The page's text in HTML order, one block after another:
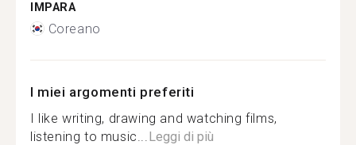
IMPARA
Coreano
I miei argomenti preferiti
I like writing, drawing and watching films,
listening to music... Leggi di più